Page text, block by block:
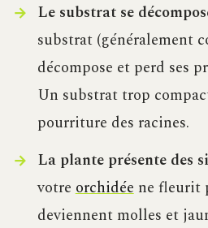
Le substrat se
substrat (généralement
décompose et perd ses
Un substrat trop
pourriture des racines.
La plante présente des
votreorchidéene fleurit
deviennent molles et